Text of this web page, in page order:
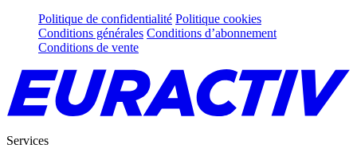
Politique de confidentialité Politique cookies
Conditions générales Conditions d’abonnement
Conditions de vente
Services